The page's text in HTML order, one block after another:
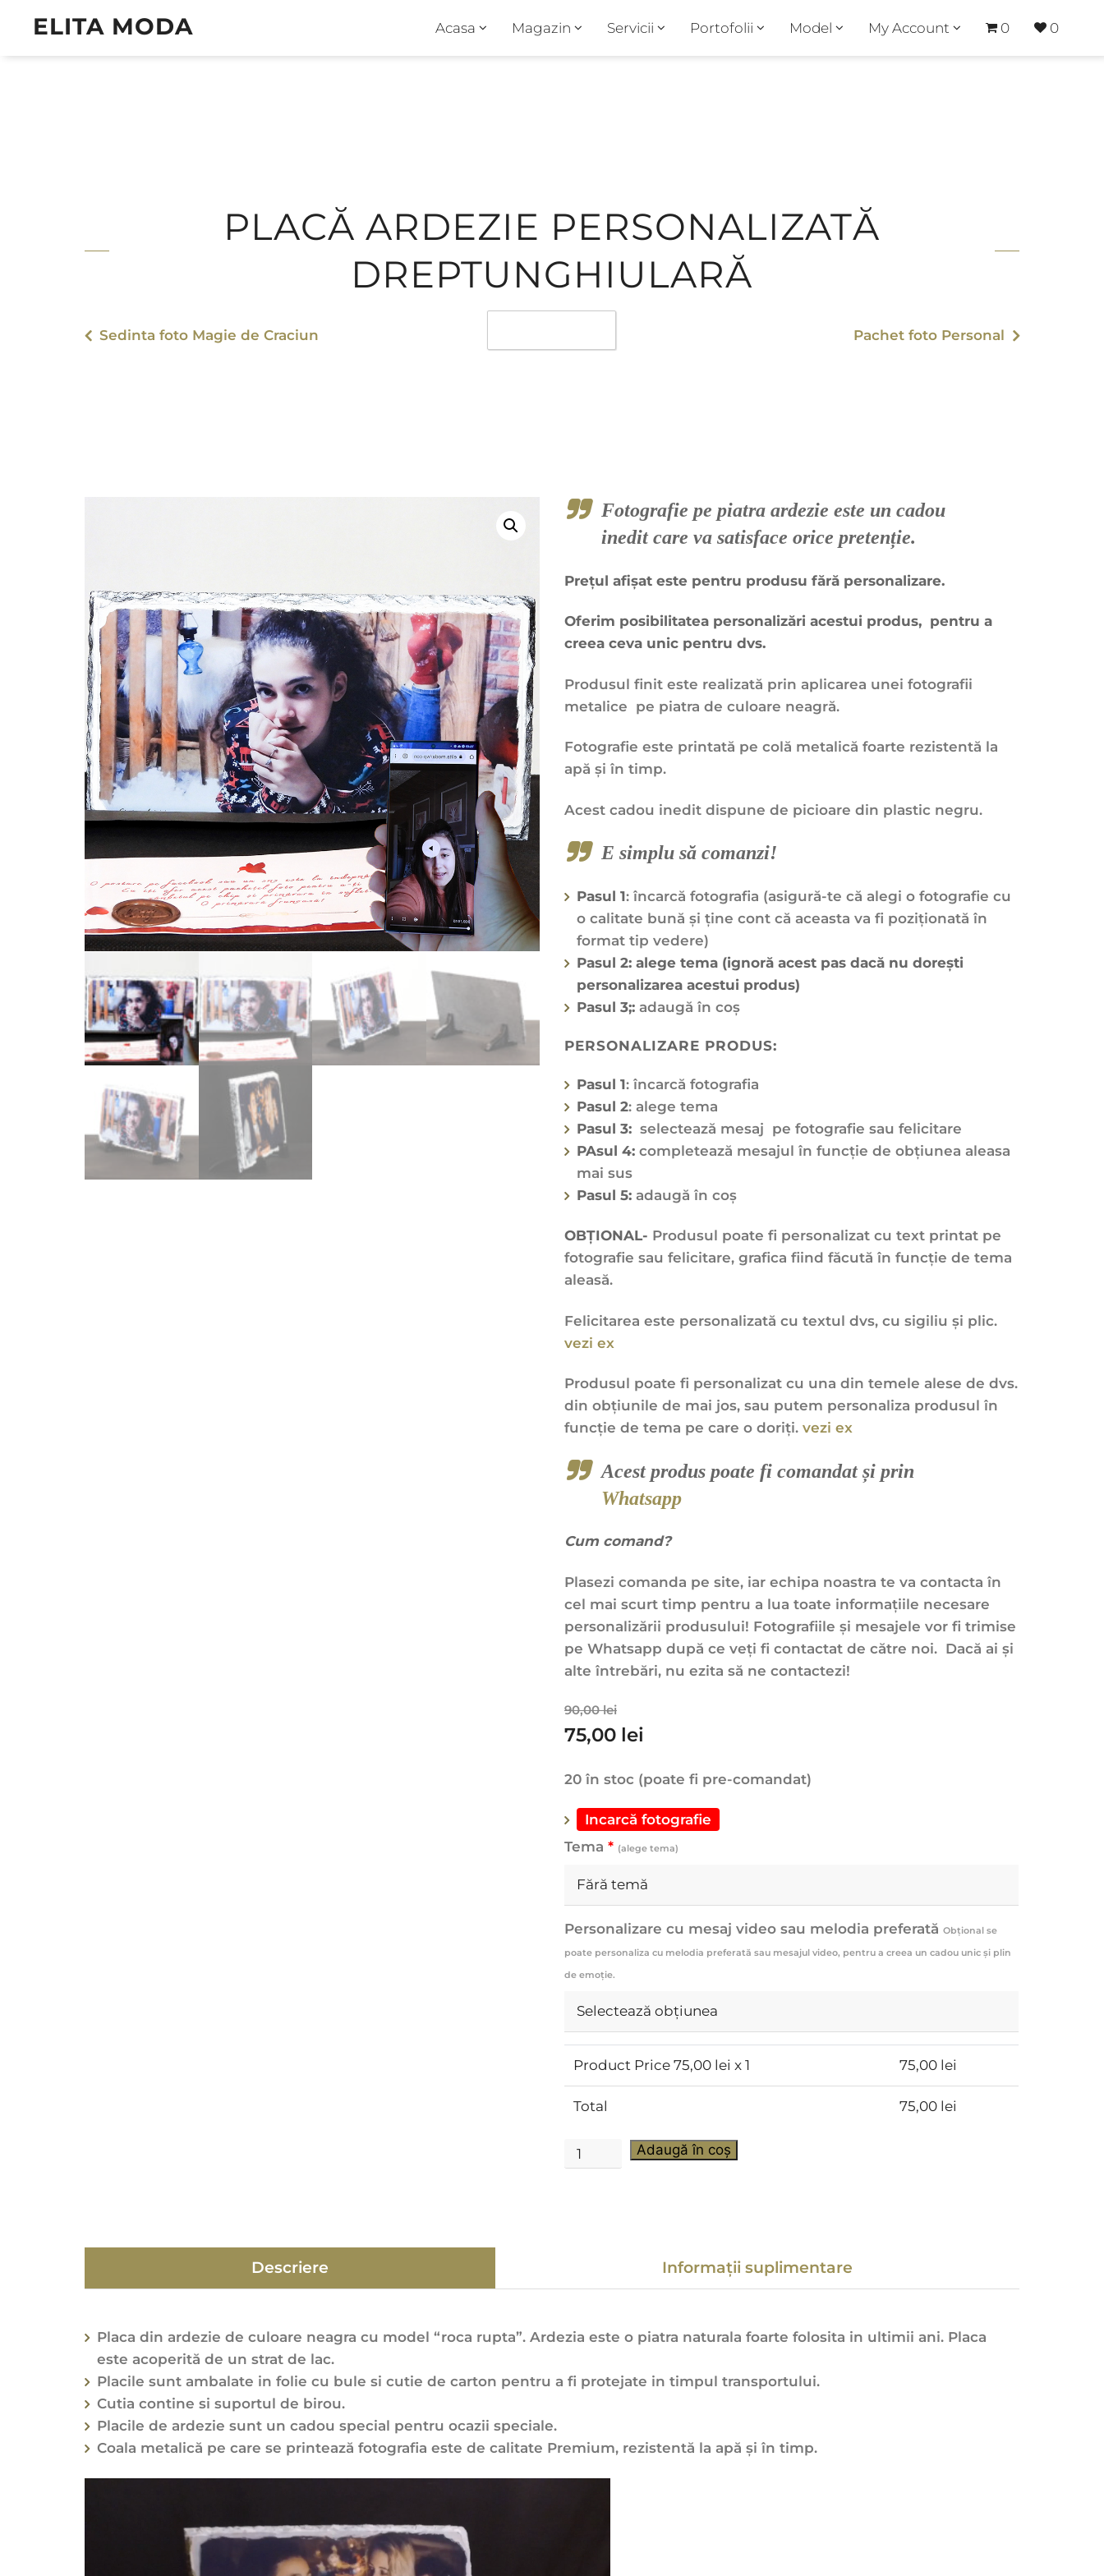
ELITA MODA Acasa Magazin Servicii Portofolii Model My Account 0 0
PLACĂ ARDEZIE PERSONALIZATĂ
DREPTUNGHIULARĂ
Sedinta foto Magie de Craciun Pachet foto Personal
Fotografie pe piatra ardezie este un cadou
inedit care va satisface orice pretenție.
Prețul afișat este pentru produsu fără personalizare.
Oferim posibilitatea personalizări acestui produs, pentru a
creea ceva unic pentru dvs.
Produsul finit este realizată prin aplicarea unei fotografii
metalice pe piatra de culoare neagră.
Fotografie este printată pe colă metalică foarte rezistentă la
apă și în timp.
Acest cadou inedit dispune de picioare din plastic negru.
E simplu să comanzi!
Pasul 1: încarcă fotografia (asigură-te că alegi o fotografie cu
o calitate bună și ține cont că aceasta va fi poziționată în
format tip vedere)
Pasul 2: alege tema (ignoră acest pas dacă nu dorești
personalizarea acestui produs)
Pasul 3;:adaugă în coș
PERSONALIZARE PRODUS:
Pasul 1: încarcă fotografia
Pasul 2: alege tema
Pasul 3:selectează mesaj pe fotografie sau felicitare
PAsul 4:completează mesajul în funcție de obțiunea aleasa
mai sus
Pasul 5:adaugă în coș
OBȚIONAL- Produsul poate fi personalizat cu text printat pe
fotografie sau felicitare, grafica fiind făcută în funcție de tema
aleasă.
Felicitarea este personalizată cu textul dvs, cu sigiliu și plic.
vezi ex
Produsul poate fi personalizat cu una din temele alese de dvs.
din obțiunile de mai jos, sau putem personaliza produsul în
funcție de tema pe care o doriți. vezi ex
Acest produs poate fi comandat și prin
Whatsapp
Cum comand?
Plasezi comanda pe site, iar echipa noastra te va contacta în
cel mai scurt timp pentru a lua toate informațiile necesare
personalizării produsului! Fotografiile și mesajele vor fi trimise
pe Whatsapp după ce veți fi contactat de către noi. Dacă ai și
alte întrebări, nu ezita să ne contactezi!
90,00lei
75,00 lei
20 în stoc (poate fi pre-comandat)
Incarcă fotografie
Tema * (alege tema)
Personalizare cu mesaj video sau melodia preferată Obțional se
poate personaliza cu melodia preferată sau mesajul video, pentru a creea un cadou unic și plin
de emoție.
Product Price75,00 lei x 1 75,00 lei
Total 75,00 lei
Adaugă în coș
Descriere Informații suplimentare
Placa din ardezie de culoare neagra cu model “roca rupta”. Ardezia este o piatra naturala foarte folosita in ultimii ani. Placa
este acoperită de un strat de lac.
Placile sunt ambalate in folie cu bule si cutie de carton pentru a fi protejate in timpul transportului.
Cutia contine si suportul de birou.
Placile de ardezie sunt un cadou special pentru ocazii speciale.
Coala metalică pe care se printează fotografia este de calitate Premium, rezistentă la apă și în timp.